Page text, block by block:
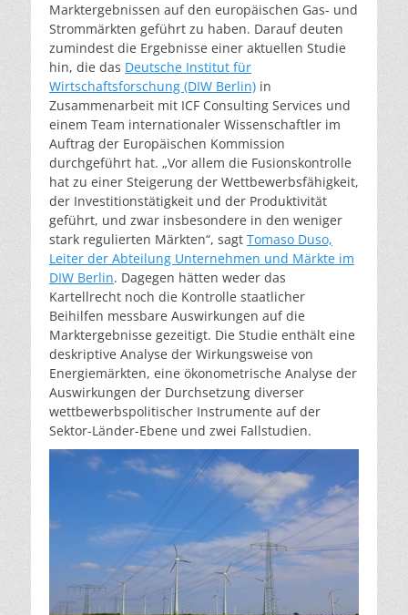
Marktergebnissen auf den europäischen Gas- und
Strommärkten geführt zu haben. Darauf deuten
zumindest die Ergebnisse einer aktuellen Studie
hin, die das Deutsche Institut für
Wirtschaftsforschung (DIW Berlin) in
Zusammenarbeit mit ICF Consulting Services und
einem Team internationaler Wissenschaftler im
Auftrag der Europäischen Kommission
durchgeführt hat. „Vor allem die Fusionskontrolle
hat zu einer Steigerung der Wettbewerbsfähigkeit,
der Investitionstätigkeit und der Produktivität
geführt, und zwar insbesondere in den weniger
stark regulierten Märkten“, sagt Tomaso Duso,
Leiter der Abteilung Unternehmen und Märkte im
DIW Berlin. Dagegen hätten weder das
Kartellrecht noch die Kontrolle staatlicher
Beihilfen messbare Auswirkungen auf die
Marktergebnisse gezeitigt. Die Studie enthält eine
deskriptive Analyse der Wirkungsweise von
Energiemärkten, eine ökonometrische Analyse der
Auswirkungen der Durchsetzung diverser
wettbewerbspolitischer Instrumente auf der
Sektor-Länder-Ebene und zwei Fallstudien.